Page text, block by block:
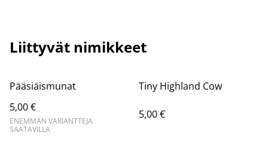
Liittyvät nimikkeet
Pääsiäismunat
5,00 €
ENEMMÄN VARIANTTEJA
SAATAVILLA
Tiny Highland Cow
5,00 €